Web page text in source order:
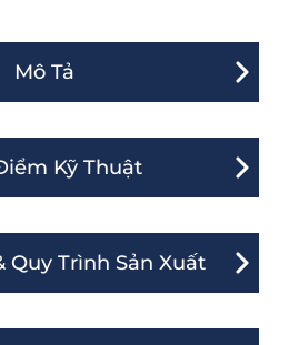
Mô Tả
Kỹ Thuật
Quy Trình Sản Xuất